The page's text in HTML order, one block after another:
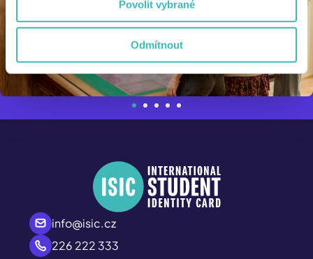
Povolit vybrané
Odmítnout
info@isic.cz
226 222 333